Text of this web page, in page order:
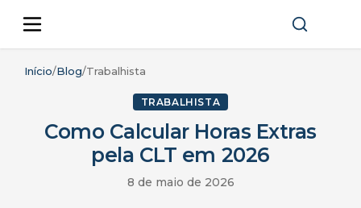
Início/Blog/Trabalhista
TRABALHISTA
Como Calcular Horas Extras
pela CLT em 2026
8 de maio de 2026